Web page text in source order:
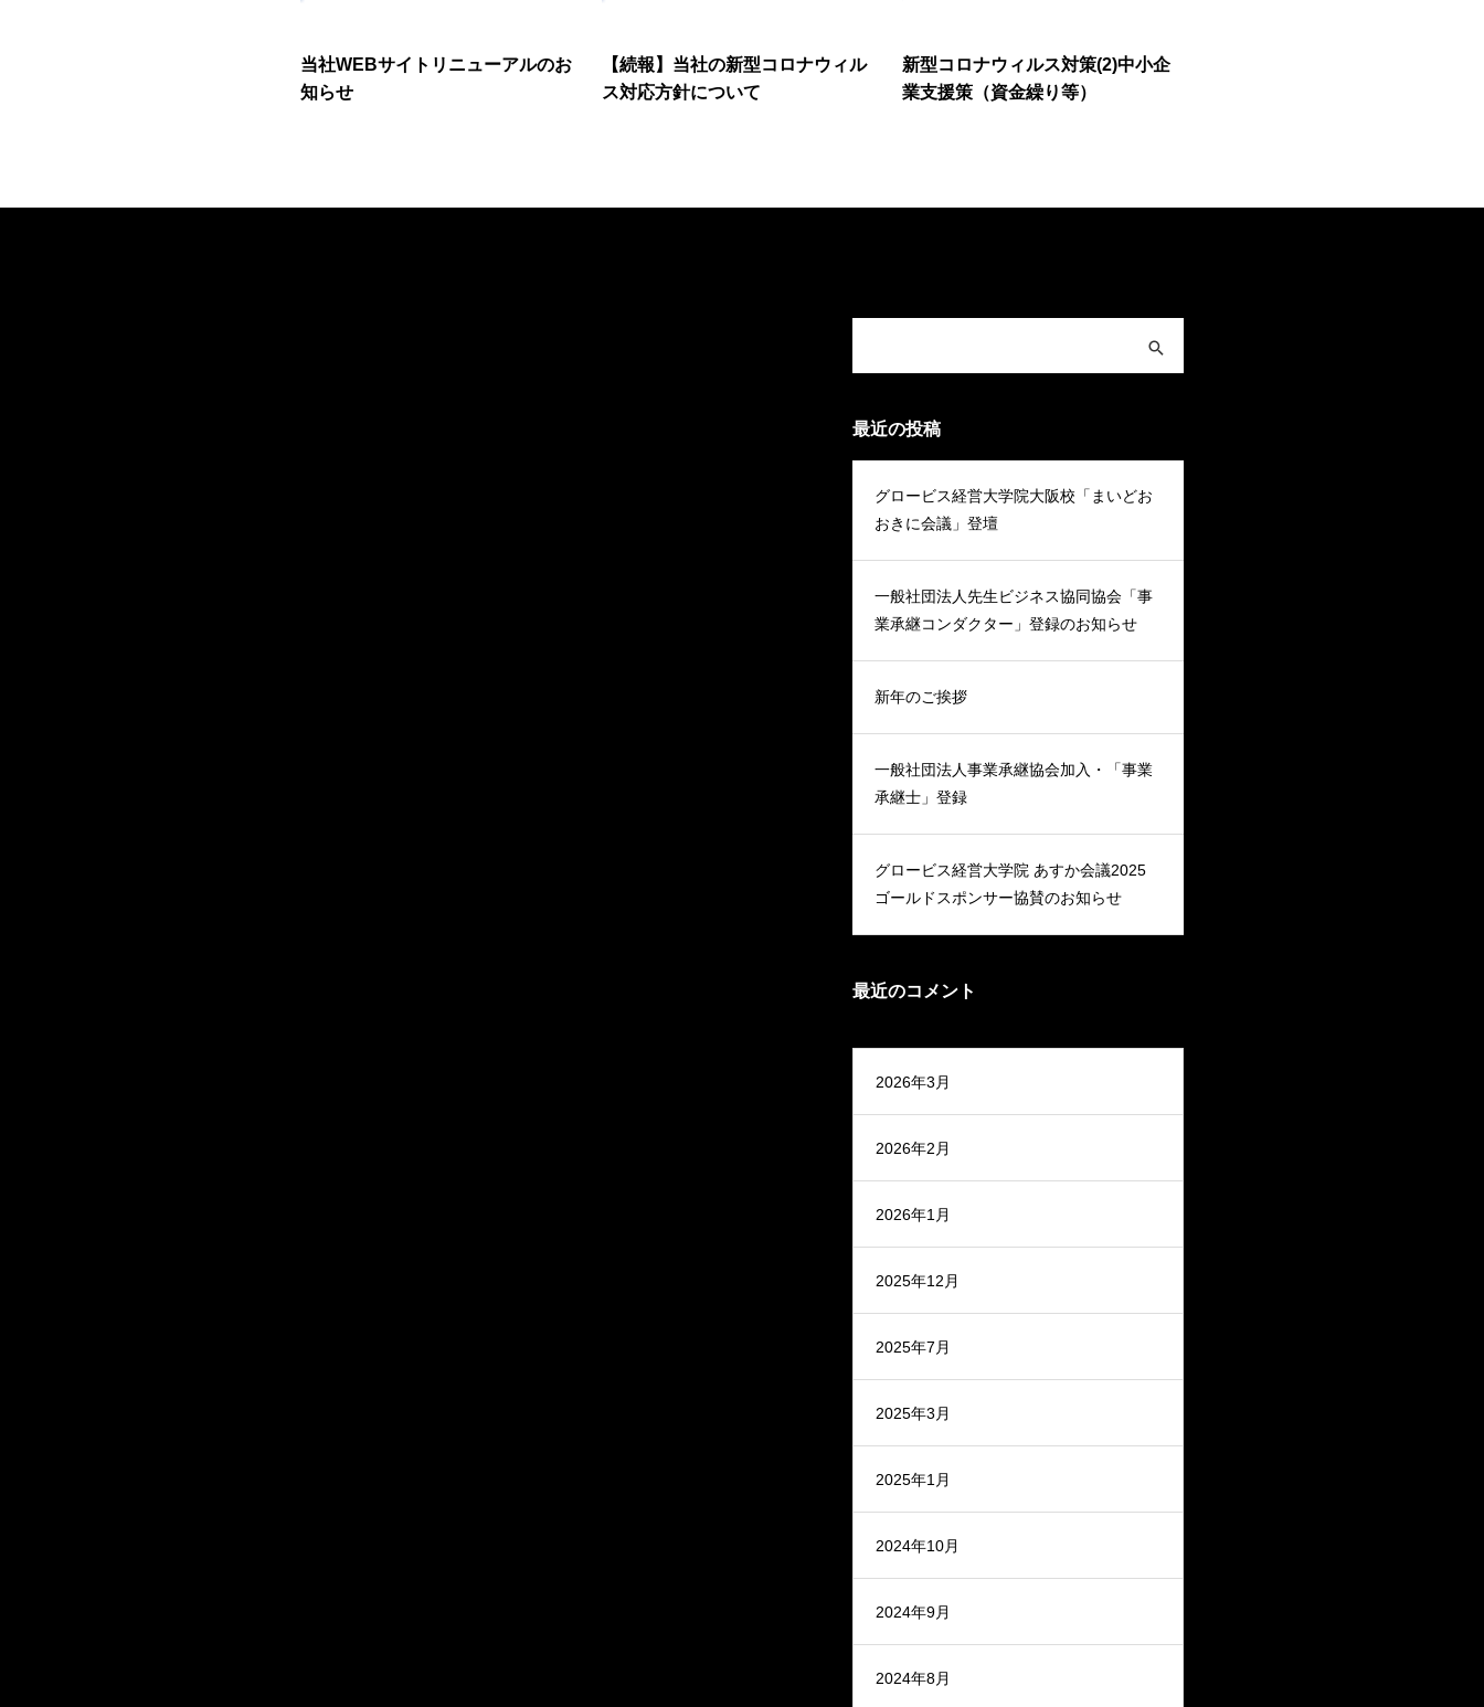
当社WEBサイトリニューアルのお
知らせ
【続報】当社の新型コロナウィル
ス対応方針について
新型コロナウィルス対策(2)中小企
業支援策（資金繰り等）
最近の投稿
グロービス経営大学院大阪校「まいどお
おきに会議」登壇
一般社団法人先生ビジネス協同協会「事
業承継コンダクター」登録のお知らせ
新年のご挨拶
一般社団法人事業承継協会加入・「事業
承継士」登録
グロービス経営大学院 あすか会議2025
ゴールドスポンサー協賛のお知らせ
最近のコメント
2026年3月
2026年2月
2026年1月
2025年12月
2025年7月
2025年3月
2025年1月
2024年10月
2024年9月
2024年8月